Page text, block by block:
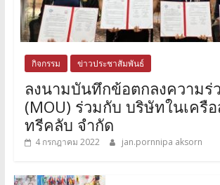
กิจกรรม ข่าวประชาสัมพันธ์
ลงนามบันทึกข้อตกลงความร่
(MOU) ร่วมกับ บริษัทในเครื
ทรีคลับ จำกัด
4 กรกฎาคม 2022 jan.pornnipa aksorn